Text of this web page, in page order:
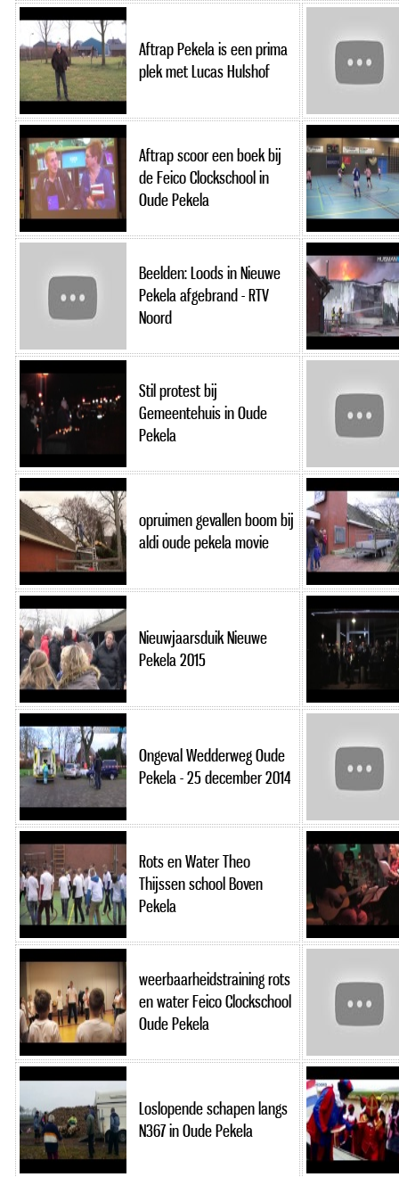
Aftrap Pekela is een prima
plek met Lucas Hulshof
Aftrap scoor een boek bij
de Feico Clockschool in
Oude Pekela
Beelden: Loods in Nieuwe
Pekela afgebrand - RTV
Noord
Stil protest bij
Gemeentehuis in Oude
Pekela
opruimen gevallen boom bij
aldi oude pekela movie
Nieuwjaarsduik Nieuwe
Pekela 2015
Ongeval Wedderweg Oude
Pekela - 25 december 2014
Rots en Water Theo
Thijssen school Boven
Pekela
weerbaarheidstraining rots
en water Feico Clockschool
Oude Pekela
Loslopende schapen langs
N367 in Oude Pekela